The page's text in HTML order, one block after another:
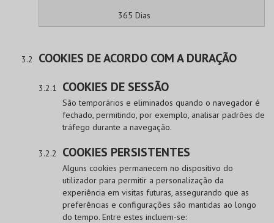
365 Dias
COOKIES DE ACORDO COM A DURAÇÃO
COOKIES DE SESSÃO
São temporários e eliminados quando o navegador é
fechado, permitindo, por exemplo, analisar padrões de
tráfego durante a navegação.
COOKIES PERSISTENTES
Alguns cookies permanecem no dispositivo do
utilizador para permitir a personalização da
experiência em visitas futuras, assegurando que as
preferências e configurações são mantidas ao longo
do tempo. Entre estes incluem-se: